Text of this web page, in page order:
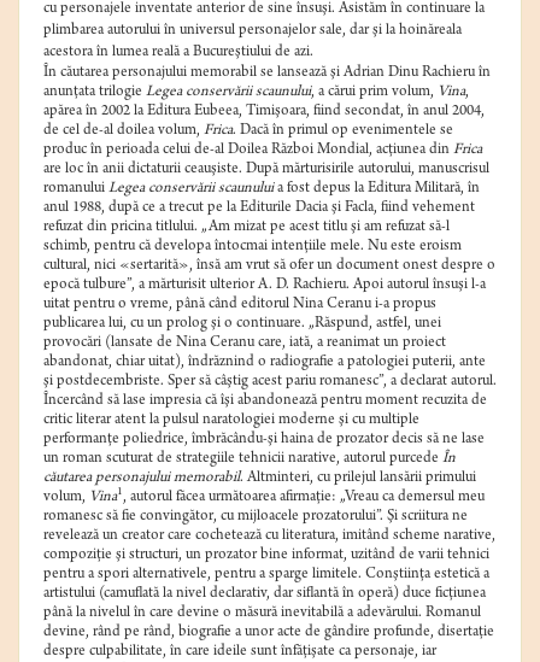
cu personajele inventate anterior de sine însuşi. Asistăm în continuare la
plimbarea autorului în universul personajelor sale, dar şi la hoinăreala
acestora în lumea reală a Bucureştiului de azi.
În căutarea personajului memorabil se lansează şi Adrian Dinu Rachieru în
anunţata trilogie Legea conservării scaunului, a cărui prim volum, Vina,
apărea în 2002 la Editura Eubeea, Timişoara, fiind secondat, în anul 2004,
de cel de-al doilea volum, Frica. Dacă în primul op evenimentele se
produc în perioada celui de-al Doilea Război Mondial, acţiunea din Frica
are loc în anii dictaturii ceauşiste. După mărturisirile autorului, manuscrisul
romanului Legea conservării scaunuluia fost depus la Editura Militară, în
anul 1988, după ce a trecut pe la Editurile Dacia şi Facla, fiind vehement
refuzat din pricina titlului. „Am mizat pe acest titlu şi am refuzat să-l
schimb, pentru că developa întocmai intenţiile mele. Nu este eroism
cultural, nici «sertarită», însă am vrut să ofer un document onest despre o
epocă tulbure”, a mărturisit ulterior A. D. Rachieru. Apoi autorul însuşi l-a
uitat pentru o vreme, până când editorul Nina Ceranu i-a propus
publicarea lui, cu un prolog şi o continuare. „Răspund, astfel, unei
provocări (lansate de Nina Ceranu care, iată, a reanimat un proiect
abandonat, chiar uitat), îndrăznind o radiografie a patologiei puterii, ante
şi postdecembriste. Sper să câştig acest pariu romanesc”, a declarat autorul.
Încercând să lase impresia că îşi abandonează pentru moment recuzita de
critic literar atent la pulsul naratologiei moderne şi cu multiple
performanţe poliedrice, îmbrăcându-şi haina de prozator decis să ne lase
un roman scuturat de strategiile tehnicii narative, autorul purcede În
căutarea personajului memorabil. Altminteri, cu prilejul lansării primului
volum, Vina1, autorul făcea următoarea afirmaţie: „Vreau ca demersul meu
romanesc să fie convingător, cu mijloacele prozatorului”. Şi scriitura ne
revelează un creator care cochetează cu literatura, imitând scheme narative,
compoziţie şi structuri, un prozator bine informat, uzitând de varii tehnici
pentru a spori alternativele, pentru a sparge limitele. Conştiinţa estetică a
artistului (camuflată la nivel declarativ, dar siflantă în operă) duce ficţiunea
până la nivelul în care devine o măsură inevitabilă a adevărului. Romanul
devine, rând pe rând, biografie a unor acte de gândire profunde, disertaţie
despre culpabilitate, în care ideile sunt înfăţişate ca personaje, iar